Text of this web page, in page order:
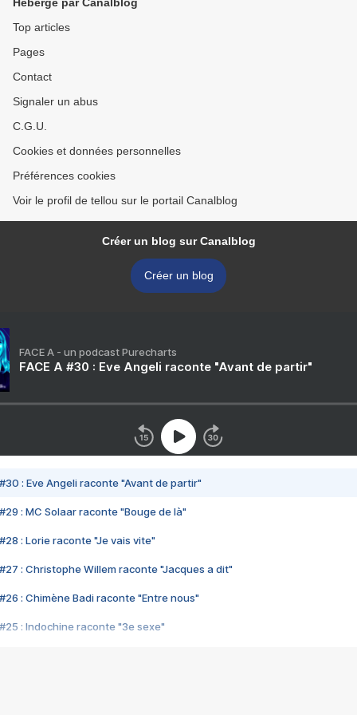
Top articles
Pages
Contact
Signaler un abus
C.G.U.
Cookies et données personnelles
Préférences cookies
Voir le profil de tellou sur le portail Canalblog
Créer un blog sur Canalblog
Créer un blog
FACE A - un podcast Purecharts
FACE A #30 : Eve Angeli raconte "Avant de partir"
#30 : Eve Angeli raconte "Avant de partir"
#29 : MC Solaar raconte "Bouge de là"
#28 : Lorie raconte "Je vais vite"
#27 : Christophe Willem raconte "Jacques a dit"
#26 : Chimène Badi raconte "Entre nous"
#25 : Indochine raconte "3e sexe"